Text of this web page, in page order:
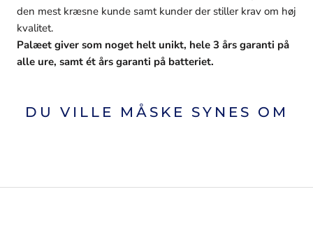
den mest kræsne kunde samt kunder der stiller krav om høj
kvalitet.
Palæet giver som noget helt unikt, hele 3 års garanti på
alle ure, samt ét års garanti på batteriet.
DU VILLE MÅSKE SYNES OM